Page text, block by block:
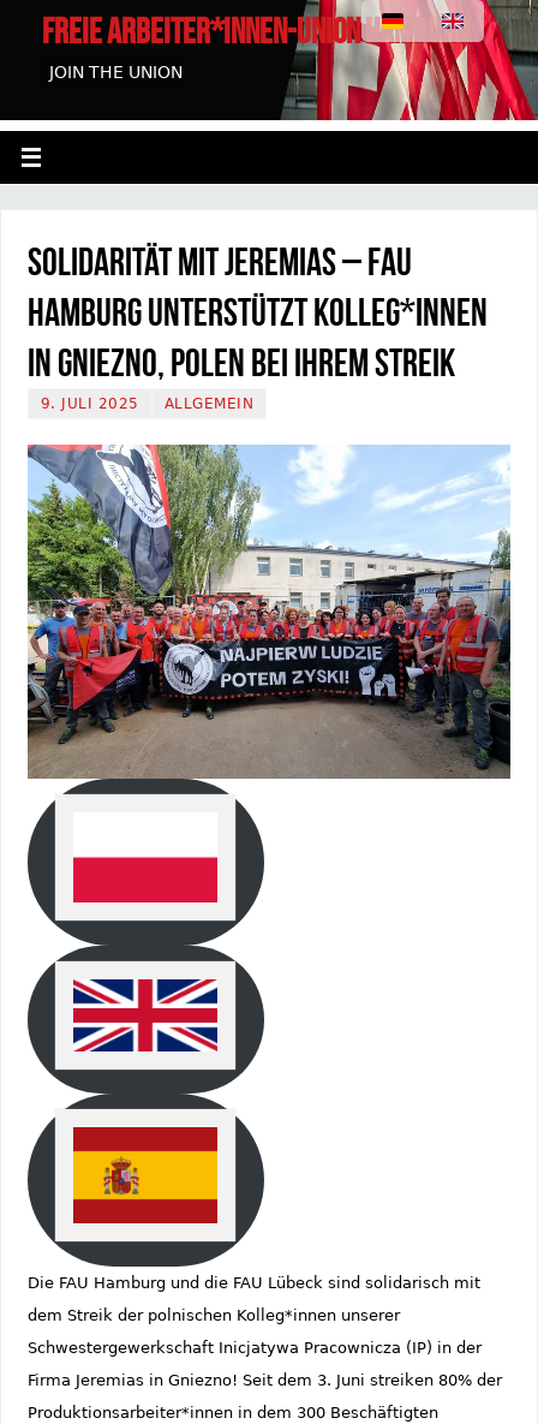
FREIE ARBEITER*INNEN-UNION HAMBURG
JOIN THE UNION
Solidarität mit Jeremias – FAU
Hamburg unterstützt Kolleg*innen
in Gniezno, Polen bei ihrem Streik
9. JULI 2025 ALLGEMEIN
Die FAU Hamburg und die FAU Lübeck sind solidarisch mit
dem Streik der polnischen Kolleg*innen unserer
Schwestergewerkschaft Inicjatywa Pracownicza (IP) in der
Firma Jeremias in Gniezno! Seit dem 3. Juni streiken 80% der
Produktionsarbeiter*innen in dem 300 Beschäftigten